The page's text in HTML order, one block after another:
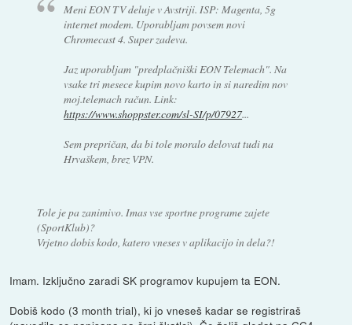
Meni EON TV deluje v Avstriji. ISP: Magenta, 5g
internet modem. Uporabljam povsem novi
Chromecast 4. Super zadeva.
Jaz uporabljam "predplačniški EON Telemach". Na
vsake tri mesece kupim novo karto in si naredim nov
moj.telemach račun. Link:
https://www.shoppster.com/sl-SI/p/07927...
Sem prepričan, da bi tole moralo delovat tudi na
Hrvaškem, brez VPN.
Tole je pa zanimivo. Imas vse sportne programe zajete
(SportKlub)?
Vrjetno dobis kodo, katero vneses v aplikacijo in dela?!
Imam. Izključno zaradi SK programov kupujem ta EON.
Dobiš kodo (3 month trial), ki jo vneseš kadar se registriraš